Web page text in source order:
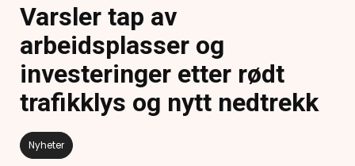
Varsler tap av
arbeidsplasser og
investeringer etter rødt
trafikklys og nytt nedtrekk
Nyheter